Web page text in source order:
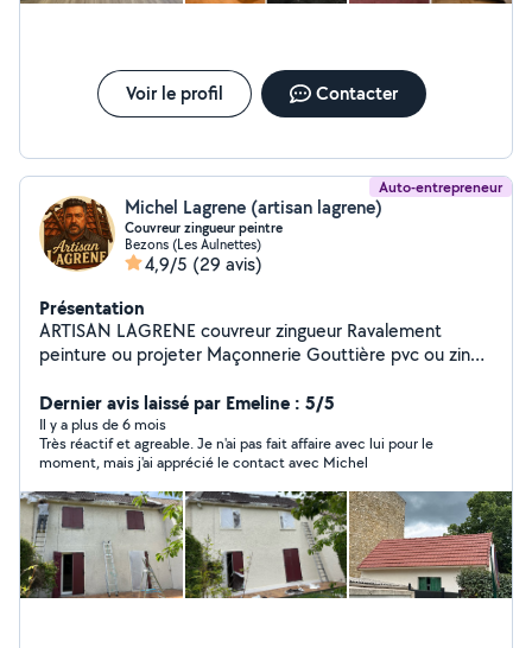
Voir le profil Contacter
Auto-entrepreneur
Michel Lagrene (artisan lagrene)
Couvreur zingueur peintre
Bezons (Les Aulnettes)
4,9/5 (29 avis)
Présentation
ARTISAN LAGRENE couvreur zingueur Ravalement
peinture ou projeter Maçonnerie Gouttière pvc ou zinc
Création décoration Peinture toiture Travaux d'intérieur
Enduit peinture Parquet carrelage NETTOYAGES
GOUTTIÈRE 10 LE MÈTRE NETTOYAGE TOITURE 8 le
MÈTRE NETTOYAGE FAÇADE PIGNON 5 le MÈTRE
Dernier avis laissé par Emeline : 5/5
Il y a plus de 6 mois
Très réactif et agreable. Je n'ai pas fait affaire avec lui pour le
moment, mais j'ai apprécié le contact avec Michel